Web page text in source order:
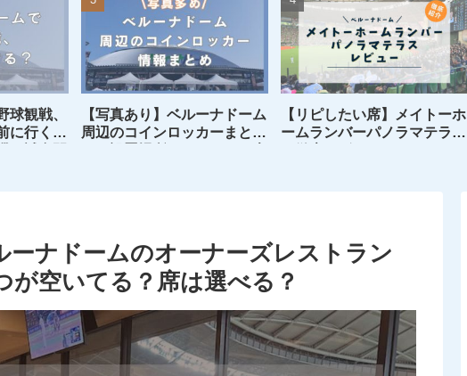
球観戦、
に行くの
【写真あり】ベルーナドーム
周辺のコインロッカーまと
【リピしたい席】メイトーホ
ームランバーパノラマテラス
ーナドームのオーナーズレストラン
空いてる？席は選べる？